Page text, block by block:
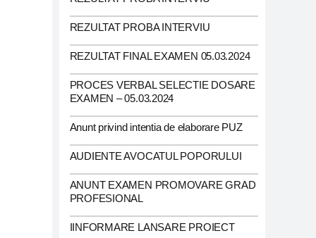
REZULTAT PROBA INTERVIU
REZULTAT FINAL EXAMEN 05.03.2024
PROCES VERBAL SELECTIE DOSARE
EXAMEN – 05.03.2024
Anunt privind intentia de elaborare PUZ
AUDIENTE AVOCATUL POPORULUI
ANUNT EXAMEN PROMOVARE GRAD
PROFESIONAL
IINFORMARE LANSARE PROIECT